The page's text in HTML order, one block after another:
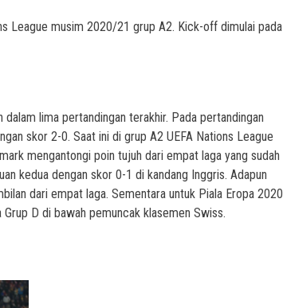
League musim 2020/21 grup A2. Kick-off dimulai pada
lima pertandingan terakhir. Pada pertandingan
skor 2-0. Saat ini di grup A2 UEFA Nations League
mengantongi poin tujuh dari empat laga yang sudah
kedua dengan skor 0-1 di kandang Inggris. Adapun
dari empat laga. Sementara untuk Piala Eropa 2020
D di bawah pemuncak klasemen Swiss.